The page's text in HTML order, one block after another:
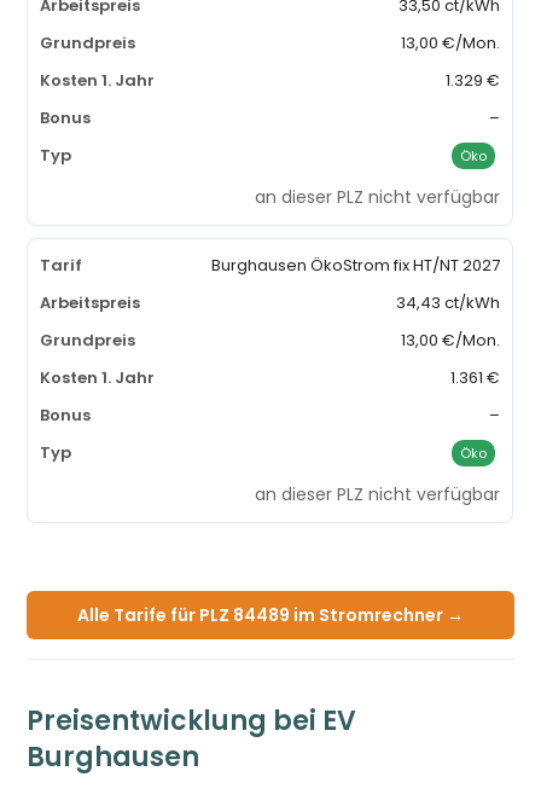
33,50 ct/kWh
13,00 €/Mon.
1.329 €
–
Öko
an dieser PLZ nicht verfügbar
Burghausen ÖkoStrom fix HT/NT 2027
34,43 ct/kWh
13,00 €/Mon.
1.361 €
–
Öko
an dieser PLZ nicht verfügbar
Alle Tarife für PLZ 84489 im Stromrechner →
Preisentwicklung bei EV
Burghausen